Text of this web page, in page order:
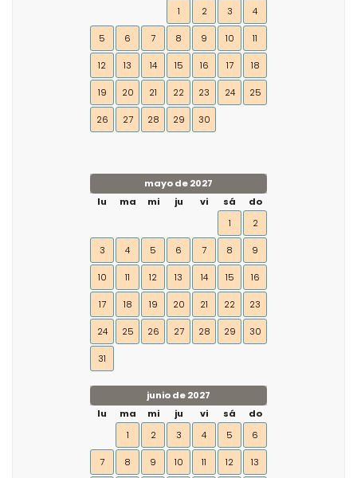
1
2 3 4
5 6 7 8 9 10 11
12 13 14 15 16 17 18
19 20 21 22 23 24 25
26 27 28 29 30
mayo de 2027
lu
ma mi ju vi sá
do
1
2
3 4 5 6 7 8 9
10 11 12 13 14 15 16
17 18 19 20 21 22 23
24 25 26 27 28 29 30
31
junio de 2027
lu
ma mi ju vi sá
do
1
2 3 4 5 6
7 8 9 10 11 12 13